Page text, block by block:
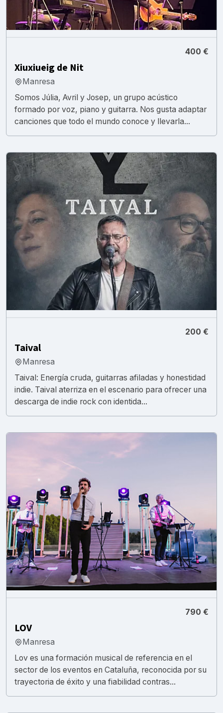
400 €
Xiuxiueig de Nit
Manresa
Somos Júlia, Avril y Josep, un grupo acústico
formado por voz, piano y guitarra. Nos gusta adaptar
canciones que todo el mundo conoce y llevarla...
200 €
Taival
Manresa
Taival: Energía cruda, guitarras afiladas y honestidad
indie. Taival aterriza en el escenario para ofrecer una
descarga de indie rock con identida...
790 €
LOV
Manresa
Lov es una formación musical de referencia en el
sector de los eventos en Cataluña, reconocida por su
trayectoria de éxito y una fiabilidad contras...